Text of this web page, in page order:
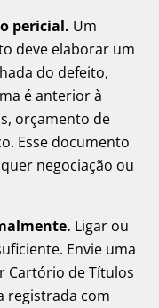
pericial. Um
deve elaborar um
do defeito,
é anterior à
orçamento de
Esse documento
negociação ou
Ligar ou
Envie uma
Cartório de Títulos
registrada com